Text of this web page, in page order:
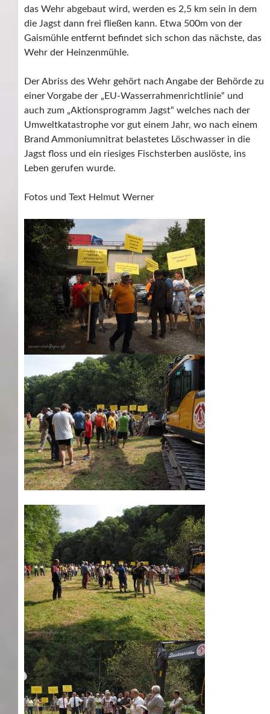
das Wehr abgebaut wird, werden es 2,5 km sein in dem
die Jagst dann frei fließen kann. Etwa 500m von der
Gaismühle entfernt befindet sich schon das nächste, das
Wehr der Heinzenmühle.
Der Abriss des Wehr gehört nach Angabe der Behörde zu
einer Vorgabe der „EU-Wasserrahmenrichtlinie“ und
auch zum „Aktionsprogramm Jagst“ welches nach der
Umweltkatastrophe vor gut einem Jahr, wo nach einem
Brand Ammoniumnitrat belastetes Löschwasser in die
Jagst floss und ein riesiges Fischsterben auslöste, ins
Leben gerufen wurde.
Fotos und Text Helmut Werner